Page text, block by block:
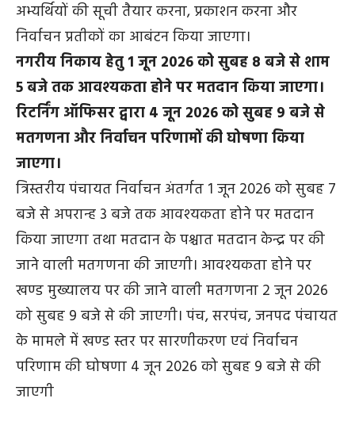
अभ्यर्थियों की सूची तैयार करना, प्रकाशन करना और
निर्वाचन प्रतीकों का आबंटन किया जाएगा।
नगरीय निकाय हेतु 1 जून 2026 को सुबह 8 बजे से शाम
5 बजे तक आवश्यकता होने पर मतदान किया जाएगा।
रिटर्निंग ऑफिसर द्वारा 4 जून 2026 को सुबह 9 बजे से
मतगणना और निर्वाचन परिणामों की घोषणा किया
जाएगा।
त्रिस्तरीय पंचायत निर्वाचन अंतर्गत 1 जून 2026 को सुबह 7
बजे से अपरान्ह 3 बजे तक आवश्यकता होने पर मतदान
किया जाएगा तथा मतदान के पश्चात मतदान केन्द्र पर की
जाने वाली मतगणना की जाएगी। आवश्यकता होने पर
खण्ड मुख्यालय पर की जाने वाली मतगणना 2 जून 2026
को सुबह 9 बजे से की जाएगी। पंच, सरपंच, जनपद पंचायत
के मामले में खण्ड स्तर पर सारणीकरण एवं निर्वाचन
परिणाम की घोषणा 4 जून 2026 को सुबह 9 बजे से की
जाएगी